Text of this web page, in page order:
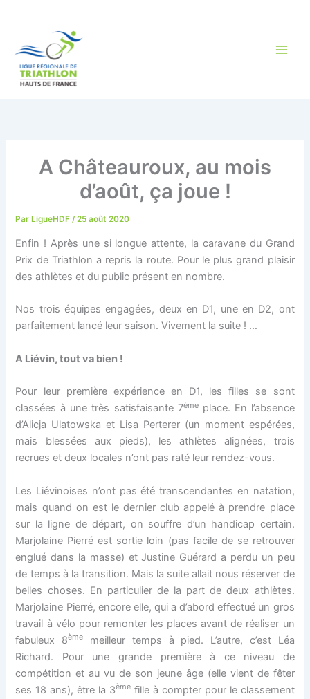
A Châteauroux, au mois
d’août, ça joue !
ParLigueHDF /25 août 2020
Enfin ! Après une si longue attente, la caravane du Grand
Prix de Triathlon a repris la route. Pour le plus grand plaisir
des athlètes et du public présent en nombre.
Nos trois équipes engagées, deux en D1, une en D2, ont
parfaitement lancé leur saison. Vivement la suite ! …
A Liévin, tout va bien !
Pour leur première expérience en D1, les filles se sont
classées à une très satisfaisante 7èmeplace. En l’absence
d’Alicja Ulatowska et Lisa Perterer (un moment espérées,
mais blessées aux pieds), les athlètes alignées, trois
recrues et deux locales n’ont pas raté leur rendez-vous.
Les Liévinoises n’ont pas été transcendantes en natation,
mais quand on est le dernier club appelé à prendre place
sur la ligne de départ, on souffre d’un handicap certain.
Marjolaine Pierré est sortie loin (pas facile de se retrouver
englué dans la masse) et Justine Guérard a perdu un peu
de temps à la transition. Mais la suite allait nous réserver de
belles choses. En particulier de la part de deux athlètes.
Marjolaine Pierré, encore elle, qui a d’abord effectué un gros
travail à vélo pour remonter les places avant de réaliser un
fabuleux 8ème
meilleur temps à pied. L’autre, c’est Léa
Richard. Pour une grande première à ce niveau de
compétition et au vu de son jeune âge (elle vient de fêter
ses 18 ans), être la 3ème fille à compter pour le classement